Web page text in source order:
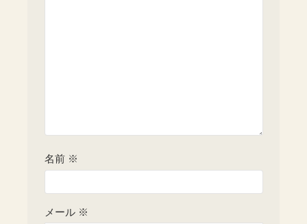
名前 ※
メール ※